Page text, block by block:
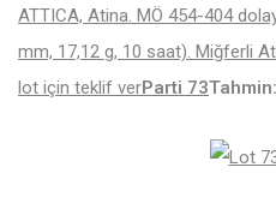
ATTICA, Atina. MÖ 454-404
mm, 17,12 g, 10 saat). Miğferli
lot için teklif verParti 73